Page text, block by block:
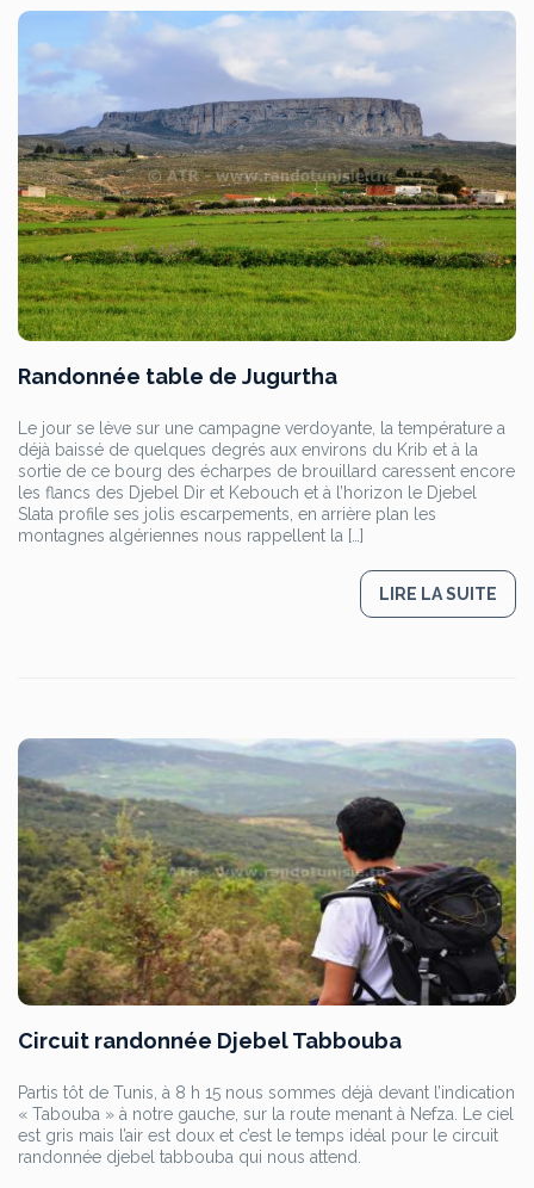
Randonnée table de Jugurtha
Le jour se lève sur une campagne verdoyante, la température a
déjà baissé de quelques degrés aux environs du Krib et à la
sortie de ce bourg des écharpes de brouillard caressent encore
les flancs des Djebel Dir et Kebouch et à l’horizon le Djebel
Slata profile ses jolis escarpements, en arrière plan les
montagnes algériennes nous rappellent la […]
LIRE LA SUITE
Circuit randonnée Djebel Tabbouba
Partis tôt de Tunis, à 8 h 15 nous sommes déjà devant l’indication
« Tabouba » à notre gauche, sur la route menant à Nefza. Le ciel
est gris mais l’air est doux et c’est le temps idéal pour le circuit
randonnée djebel tabbouba qui nous attend.